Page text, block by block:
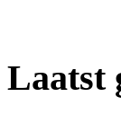
Laatst